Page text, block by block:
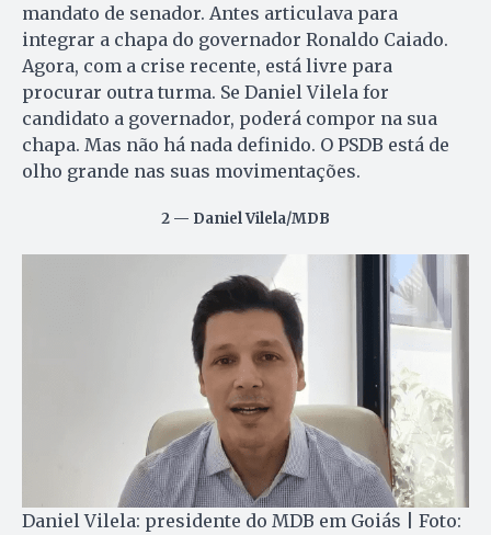
mandato de senador. Antes articulava para
integrar a chapa do governador Ronaldo Caiado.
Agora, com a crise recente, está livre para
procurar outra turma. Se Daniel Vilela for
candidato a governador, poderá compor na sua
chapa. Mas não há nada definido. O PSDB está de
olho grande nas suas movimentações.
2 — Daniel Vilela/MDB
Daniel Vilela: presidente do MDB em Goiás | Foto: